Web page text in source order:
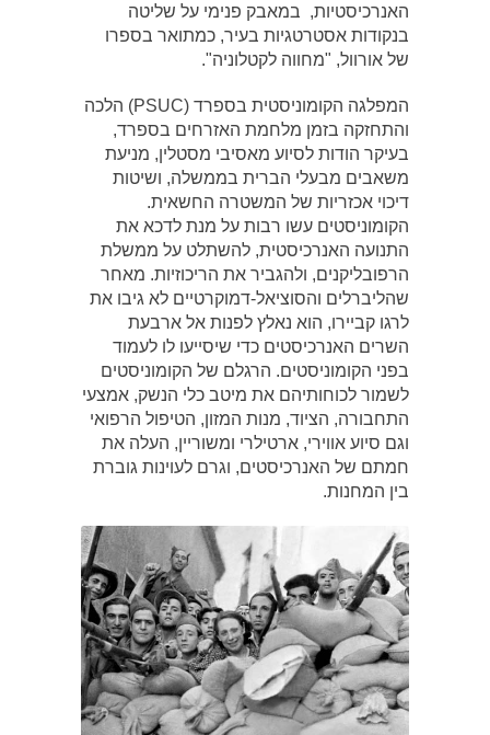
האנרכיסטיות, במאבק פנימי על שליטה
בנקודות אסטרטגיות בעיר, כמתואר בספרו
של אורוול, "מחווה לקטלוניה".
המפלגה הקומוניסטית בספרד (PSUC) הלכה
והתחזקה בזמן מלחמת האזרחים בספרד,
בעיקר הודות לסיוע מאסיבי מסטלין, מניעת
משאבים מבעלי הברית בממשלה, ושיטות
דיכוי אכזריות של המשטרה החשאית.
הקומוניסטים עשו רבות על מנת לדכא את
התנועה האנרכיסטית, להשתלט על ממשלת
הרפובליקנים, ולהגביר את הריכוזיות. מאחר
שהליברלים והסוציאל-דמוקרטיים לא גיבו את
לרגו קביירו, הוא נאלץ לפנות אל ארבעת
השרים האנרכיסטים כדי שיסייעו לו לעמוד
בפני הקומוניסטים. הרגלם של הקומוניסטים
לשמור לכוחותיהם את מיטב כלי הנשק, אמצעי
התחבורה, הציוד, מנות המזון, הטיפול הרפואי
וגם סיוע אווירי, ארטילרי ומשוריין, העלה את
חמתם של האנרכיסטים, וגרם לעוינות גוברת
בין המחנות.